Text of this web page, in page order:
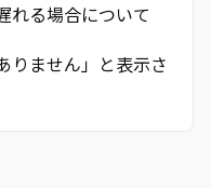
れる場合について
りません」と表示さ